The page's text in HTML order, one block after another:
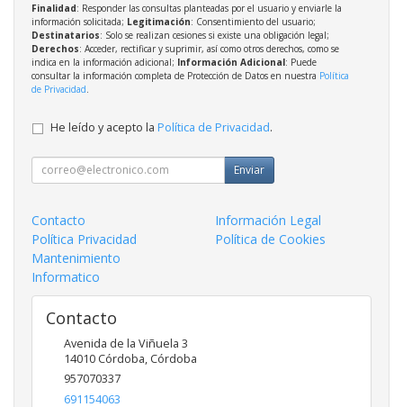
Finalidad: Responder las consultas planteadas por el usuario y enviarle la
información solicitada; Legitimación: Consentimiento del usuario;
Destinatarios: Solo se realizan cesiones si existe una obligación legal;
Derechos: Acceder, rectificar y suprimir, así como otros derechos, como se
indica en la información adicional; Información Adicional: Puede
consultar la información completa de Protección de Datos en nuestra Política
de Privacidad
He leído y acepto la Política de Privacidad.
Enviar
Contacto
Información Legal
Política Privacidad
Política de Cookies
Mantenimiento
Informatico
Contacto
Avenida de la Viñuela 3
14010 Córdoba, Córdoba
957070337
691154063